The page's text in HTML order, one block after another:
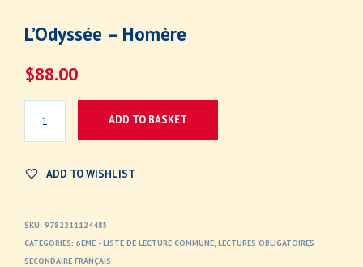
L’Odyssée – Homère
$88.00
ADD TO BASKET
ADD TO WISHLIST
SKU: 9782211124485
CATEGORIES: 6ÈME - LISTE DE LECTURE COMMUNE, LECTURES OBLIGATOIRES
SECONDAIRE FRANÇAIS